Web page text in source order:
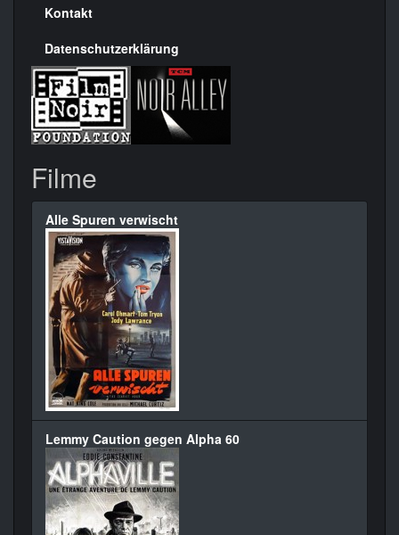
Kontakt
Datenschutzerklärung
Filme
Alle Spuren verwischt
Lemmy Caution gegen Alpha 60